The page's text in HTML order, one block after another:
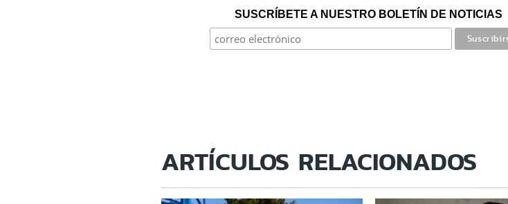
SUSCRÍBETE A NUESTRO BOLETÍN DE NOTICIAS
ARTÍCULOS RELACIONADOS